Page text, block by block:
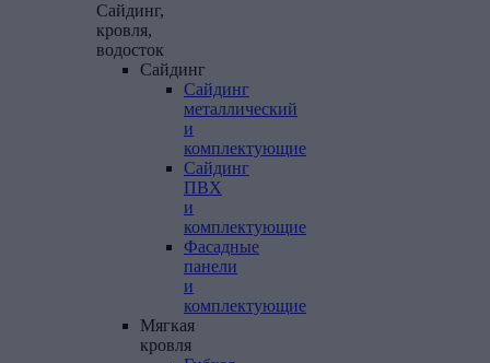
Сайдинг,
кровля,
водосток
Сайдинг
Сайдинг
металлический
и
комплектующие
Сайдинг
ПВХ
и
комплектующие
Фасадные
панели
и
комплектующие
Мягкая
кровля